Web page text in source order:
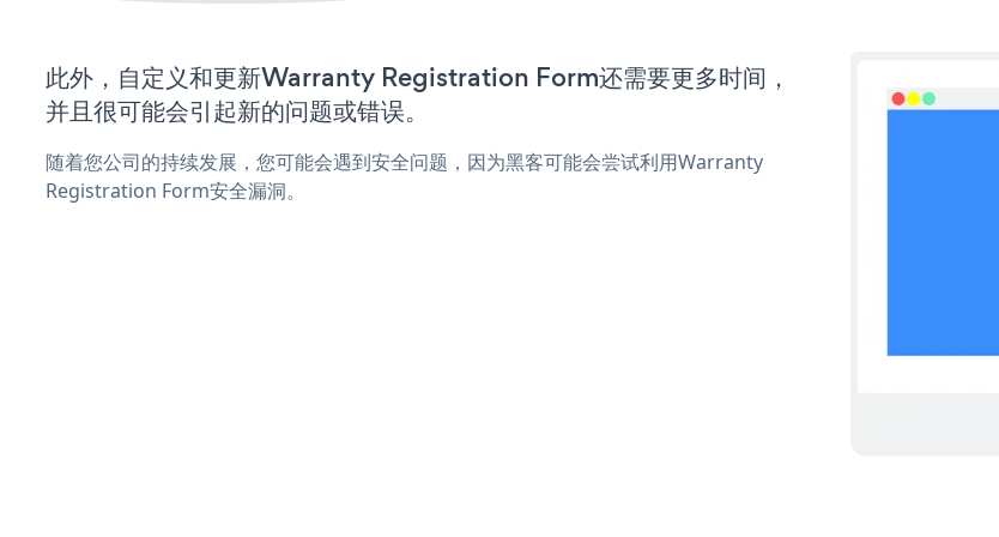
此外，自定义和更新Warranty Registration Form还需要更多时间，
并且很可能会引起新的问题或错误。
随着您公司的持续发展，您可能会遇到安全问题，因为黑客可能会尝试利用Warranty
Registration Form安全漏洞。